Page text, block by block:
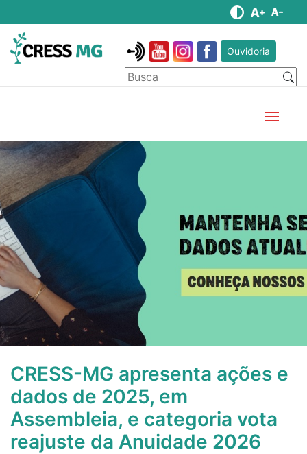
Ouvidoria
CRESS-MG apresenta ações e
dados de 2025, em
Assembleia, e categoria vota
reajuste da Anuidade 2026